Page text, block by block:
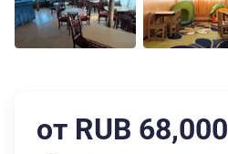
от RUB 68,000